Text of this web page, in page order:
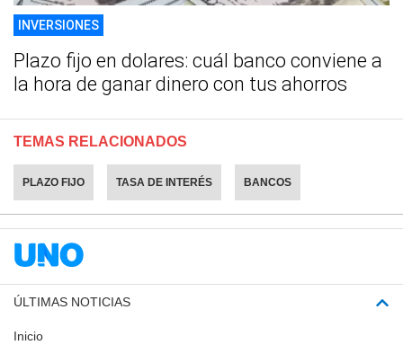
INVERSIONES
Plazo fijo en dolares: cuál banco conviene a
la hora de ganar dinero con tus ahorros
TEMAS RELACIONADOS
PLAZO FIJO TASA DE INTERÉS BANCOS
ÚLTIMAS NOTICIAS
Inicio